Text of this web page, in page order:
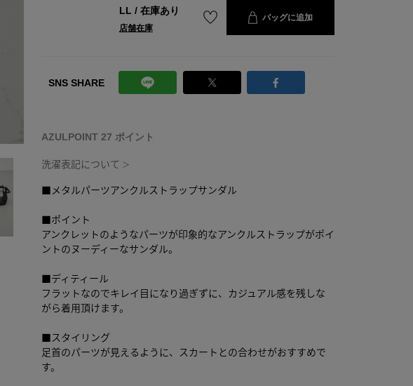
LL / 在庫あり
店舗在庫
バッグに追加
SNS SHARE
AZULPOINT 27 ポイント
洗濯表記について ＞
■メタルパーツアンクルストラップサンダル
■ポイント
アンクレットのようなパーツが印象的なアンクルストラップがポイ
ントのヌーディーなサンダル。
■ディティール
フラットなのでキレイ目になり過ぎずに、カジュアル感を残しな
がら着用頂けます。
■スタイリング
足首のパーツが見えるように、スカートとの合わせがおすすめで
す。